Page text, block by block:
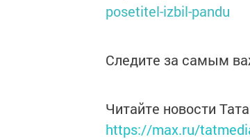
posetitel-izbil-pandu
Следите за самым
Читайте новости
https://max.ru/